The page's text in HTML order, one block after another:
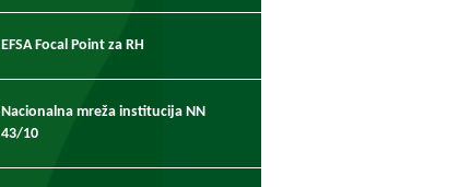
EFSA Focal Point za RH
Nacionalna mreža institucija NN
43/10